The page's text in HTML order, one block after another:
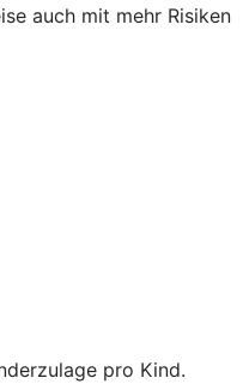
auch mit mehr Risiken
pro Kind.